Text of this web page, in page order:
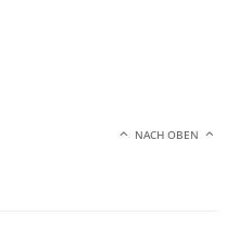
NACH OBEN